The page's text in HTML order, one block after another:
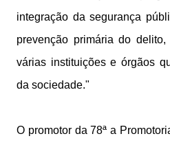
integração da segurança
prevenção primária do
várias instituições e órgãos
da sociedade."
O promotor da 78ª a